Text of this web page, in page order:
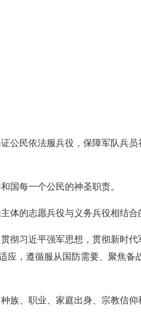
公民依法服兵役，保障军队兵
国每一个公民的神圣职责。
体的志愿兵役与义务兵役相结合
彻习近平强军思想，贯彻新时
应，遵循服从国防需要、聚焦备
族、职业、家庭出身、宗教信